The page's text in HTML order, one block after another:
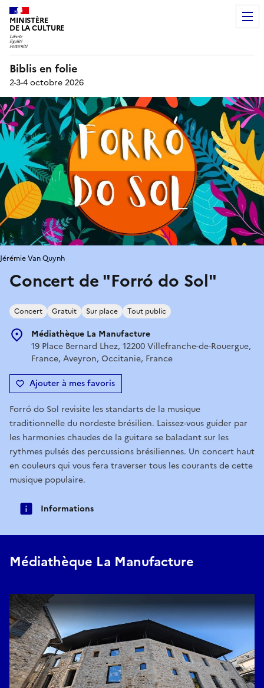
MINISTÈRE
DE LA CULTURE
Biblis en folie
2-3-4 octobre 2026
Concert de "Forró do Sol"
Concert Gratuit Sur place Tout public
Médiathèque La Manufacture
19 Place Bernard Lhez, 12200 Villefranche-de-Rouergue,
France, Aveyron, Occitanie, France
Ajouter à mes favoris
Jérémie Van Quynh
Forró do Sol revisite les standarts de la musique
traditionnelle du nordeste brésilien. Laissez-vous guider par
les harmonies chaudes de la guitare se baladant sur les
rythmes pulsés des percussions brésiliennes. Un concert haut
en couleurs qui vous fera traverser tous les courants de cette
musique populaire.
Informations
Médiathèque La Manufacture